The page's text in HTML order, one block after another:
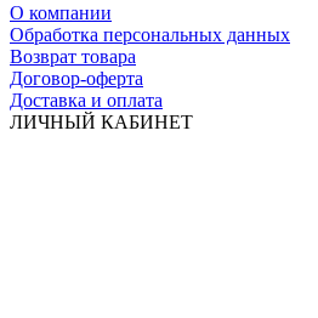
О компании
Обработка персональных данных
Возврат товара
Договор-оферта
Доставка и оплата
ЛИЧНЫЙ КАБИНЕТ